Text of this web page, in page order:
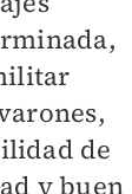
de
y buen